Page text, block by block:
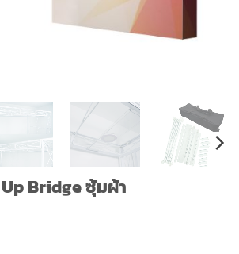
Bridge ซุ้มผ้า